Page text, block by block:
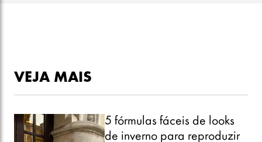
VEJA MAIS
5 fórmulas fáceis de looks
de inverno para reproduzir